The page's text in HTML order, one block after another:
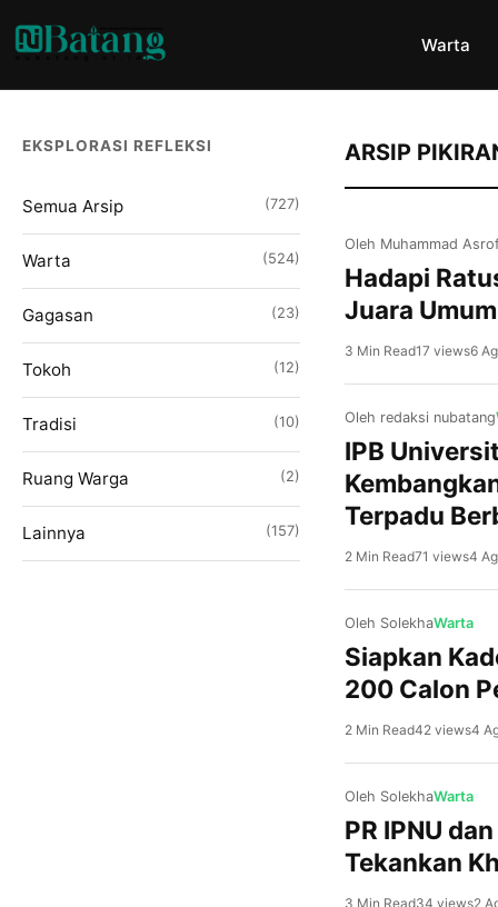
Warta
EKSPLORASI REFLEKSI
Semua Arsip (727)
Warta (524)
Gagasan (23)
Tokoh (12)
Tradisi (10)
Ruang Warga (2)
Lainnya (157)
ARSIP
Oleh Muhammad
Hadapi
Juara
3 Min Read17 views6
Oleh redaksi nubatang
IPB
Terpadu
2 Min Read71 views4
Oleh SolekhaWarta
Siapkan
200 Calon
2 Min Read42 views4
Oleh SolekhaWarta
PR IPNU
Tekankan
3 Min Read34 views2